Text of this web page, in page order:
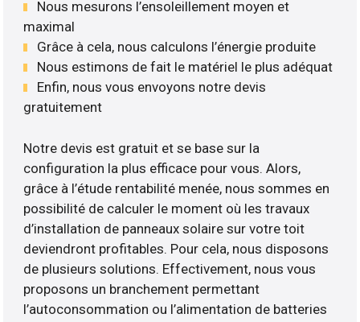
Nous mesurons l’ensoleillement moyen et
maximal
Grâce à cela, nous calculons l’énergie produite
Nous estimons de fait le matériel le plus adéquat
Enfin, nous vous envoyons notre devis
gratuitement
Notre devis est gratuit et se base sur la
configuration la plus efficace pour vous. Alors,
grâce à l’étude rentabilité menée, nous sommes en
possibilité de calculer le moment où les travaux
d’installation de panneaux solaire sur votre toit
deviendront profitables. Pour cela, nous disposons
de plusieurs solutions. Effectivement, nous vous
proposons un branchement permettant
l’autoconsommation ou l’alimentation de batteries